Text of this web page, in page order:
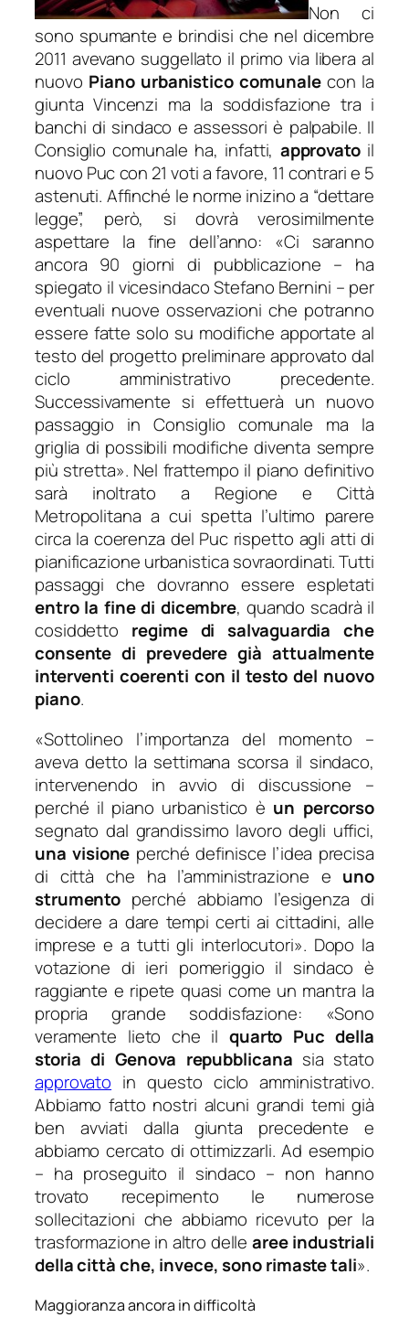
Non ci
sono spumante e brindisi che nel dicembre
2011 avevano suggellato il primo via libera al
nuovo Piano urbanistico comunalecon la
giunta Vincenzi ma la soddisfazione tra i
banchi di sindaco e assessori è palpabile. Il
Consiglio comunale ha, infatti, approvatoil
nuovo Puc con 21 voti a favore, 11 contrari e 5
astenuti. Affinché le norme inizino a “dettare
legge”, però, si dovrà verosimilmente
aspettare la fine dell’anno: «Ci saranno
ancora 90 giorni di pubblicazione – ha
spiegato il vicesindaco Stefano Bernini – per
eventuali nuove osservazioni che potranno
essere fatte solo su modifiche apportate al
testo del progetto preliminare approvato dal
ciclo amministrativo precedente.
Successivamente si effettuerà un nuovo
passaggio in Consiglio comunale ma la
griglia di possibili modifiche diventa sempre
più stretta». Nel frattempo il piano definitivo
sarà inoltrato a Regione e Città
Metropolitana a cui spetta l’ultimo parere
circa la coerenza del Puc rispetto agli atti di
pianificazione urbanistica sovraordinati. Tutti
passaggi che dovranno essere espletati
entro la fine di dicembre, quando scadrà il
cosiddetto regime di salvaguardia che
consente di prevedere già attualmente
interventi coerenti con il testo del nuovo
piano.
«Sottolineo l’importanza del momento –
aveva detto la settimana scorsa il sindaco,
intervenendo in avvio di discussione –
perché il piano urbanistico è un percorso
segnato dal grandissimo lavoro degli uffici,
una visione perché definisce l’idea precisa
di città che ha l’amministrazione e uno
strumento perché abbiamo l’esigenza di
decidere a dare tempi certi ai cittadini, alle
imprese e a tutti gli interlocutori». Dopo la
votazione di ieri pomeriggio il sindaco è
raggiante e ripete quasi come un mantra la
propria grande soddisfazione: «Sono
veramente lieto che il quarto Puc della
storia di Genova repubblicana sia stato
approvato in questo ciclo amministrativo.
Abbiamo fatto nostri alcuni grandi temi già
ben avviati dalla giunta precedente e
abbiamo cercato di ottimizzarli. Ad esempio
– ha proseguito il sindaco – non hanno
trovato recepimento le numerose
sollecitazioni che abbiamo ricevuto per la
trasformazione in altro delle aree industriali
della città che, invece, sono rimaste tali».
Maggioranza ancora in difficoltà